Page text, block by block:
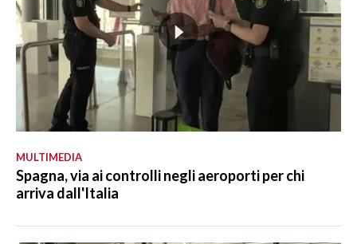
MULTIMEDIA
Spagna, via ai controlli negli aeroporti per chi
arriva dall'Italia